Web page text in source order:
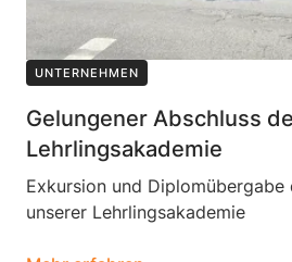
UNTERNEHMEN
Gelungener Abschluss
Lehrlingsakademie
Exkursion und Diplomübergabe
unserer Lehrlingsakademie